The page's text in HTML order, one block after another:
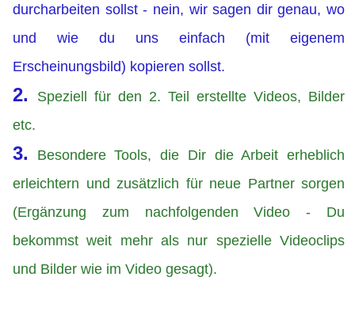
durcharbeiten sollst - nein, wir sagen dir genau, wo
und wie du uns einfach (mit eigenem
Erscheinungsbild) kopieren sollst.
2.
Speziell für den 2. Teil erstellte Videos, Bilder
etc.
3.
Besondere Tools, die Dir die Arbeit erheblich
erleichtern und zusätzlich für neue Partner sorgen
(Ergänzung zum nachfolgenden Video - Du
bekommst weit mehr als nur spezielle Videoclips
und Bilder wie im Video gesagt).